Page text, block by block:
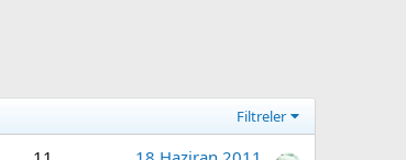
Filtreler